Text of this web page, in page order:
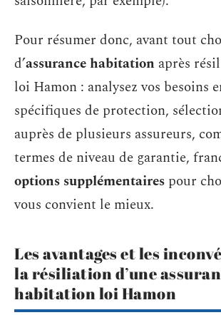
Pour résumer donc, avant tout
d’assurance habitation après
loi Hamon : analysez vos besoins
spécifiques de protection,
auprès de plusieurs assureurs,
termes de niveau de garantie,
options supplémentaires pour
vous convient le mieux.
Les avantages et les
la résiliation d’une
habitation loi Hamon